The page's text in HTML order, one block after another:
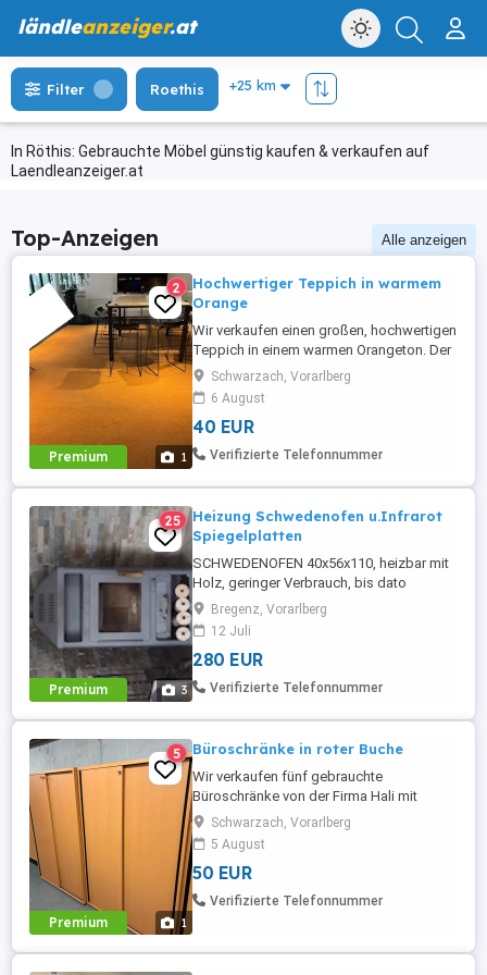
ländleanzeiger.at
In Röthis: Gebrauchte Möbel günstig kaufen & verkaufen auf
Laendleanzeiger.at
Filter Roethis
Top-Anzeigen Alle anzeigen
Premium 1
2
Hochwertiger Teppich in warmem
Orange
Wir verkaufen einen großen, hochwertigen
Teppich in einem warmen Orangeton. Der
Teppich war bisher in einem
Besprechungszimmer im Einsatz und ist
daher gebraucht. Entsprechende
Gebrauchsspuren sind vorhanden.
Aufgrund seiner Größe eignet er sich
Proberäume, Aufenthaltsräume, ...
Schwarzach, Vorarlberg
6 August
40 EUR
Verifizierte Telefonnummer
Premium 3
25
Heizung Schwedenofen u.Infrarot
Spiegelplatten
SCHWEDENOFEN 40x56x110, heizbar mit
Holz, geringer Verbrauch, bis dato
verwendet mit Gkasplatte Ofentohr
u.Kaminbesteck 2 INFRAROT
Spiegelplatten 50x70 pro 50 pro Stück für
ca.15 bis 20 m2 geeignet kaum gebraucht
benötigt nur normale Steckdose ALLES
Bregenz, Vorarlberg
12 Juli
280 EUR
Verifizierte Telefonnummer
Premium 1
5 Büroschränke in roter Buche
Wir verkaufen fünf gebrauchte
Büroschränke von der Firma Hali mit
Schiebetüren in roter Buche mit Sockel.
Die Schränke bieten viel Stauraum für
Ordner (4 Ordnerhöhen), Unterlagen oder
Büromaterial. Sie befinden sich in einem
guten gebrauchten Zustand mit
Schwarzach, Vorarlberg
5 August
50 EUR
Verifizierte Telefonnummer